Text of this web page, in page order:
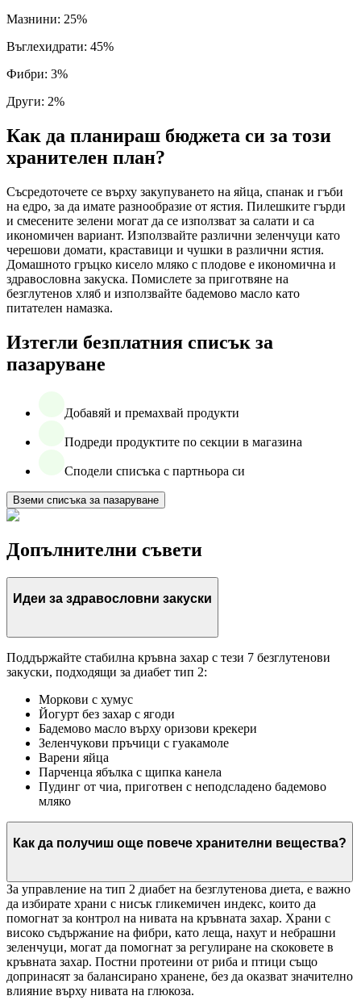
Мазнини: 25%
Въглехидрати: 45%
Фибри: 3%
Други: 2%
Как да планираш бюджета си за този
хранителен план?
Съсредоточете се върху закупуването на яйца, спанак и гъби
на едро, за да имате разнообразие от ястия. Пилешките гърди
и смесените зелени могат да се използват за салати и са
икономичен вариант. Използвайте различни зеленчуци като
черешови домати, краставици и чушки в различни ястия.
Домашното гръцко кисело мляко с плодове е икономична и
здравословна закуска. Помислете за приготвяне на
безглутенов хляб и използвайте бадемово масло като
питателен намазка.
Изтегли безплатния списък за
пазаруване
Добавяй и премахвай продукти
Подреди продуктите по секции в магазина
Сподели списъка с партньора си
Вземи списъка за пазаруване
Допълнителни съвети
Идеи за здравословни закуски
Поддържайте стабилна кръвна захар с тези 7 безглутенови
закуски, подходящи за диабет тип 2:
Моркови с хумус
Йогурт без захар с ягоди
Бадемово масло върху оризови крекери
Зеленчукови пръчици с гуакамоле
Варени яйца
Парченца ябълка с щипка канела
Пудинг от чиа, приготвен с неподсладено бадемово
мляко
Как да получиш още повече хранителни вещества?
За управление на тип 2 диабет на безглутенова диета, е важно
да избирате храни с нисък гликемичен индекс, които да
помогнат за контрол на нивата на кръвната захар. Храни с
високо съдържание на фибри, като леща, нахут и небрашни
зеленчуци, могат да помогнат за регулиране на скоковете в
кръвната захар. Постни протеини от риба и птици също
допринасят за балансирано хранене, без да оказват значително
влияние върху нивата на глюкоза.